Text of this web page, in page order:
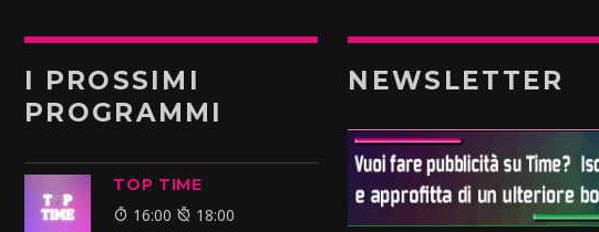
I PROSSIMI
PROGRAMMI
TOP TIME
16:00 18:00
NEWSLETTER